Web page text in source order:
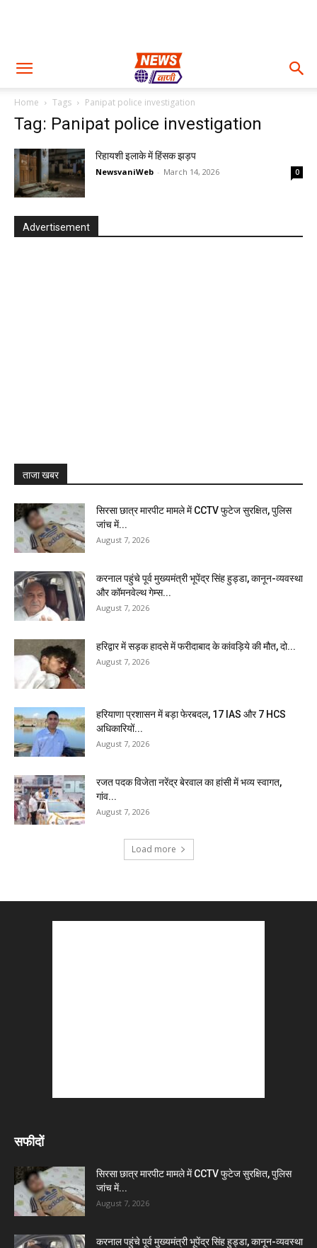
Home Tags Panipat police investigation
Tag: Panipat police investigation
रिहायशी इलाके में हिंसक झड़प
NewsvaniWeb - March 14, 2026 0
Advertisement
ताजा खबर
सिरसा छात्र मारपीट मामले में CCTV फुटेज सुरक्षित, पुलिस
जांच में...
August 7, 2026
करनाल पहुंचे पूर्व मुख्यमंत्री भूपेंद्र सिंह हुड्डा, कानून-व्यवस्था
और कॉमनवेल्थ गेम्स...
August 7, 2026
हरिद्वार में सड़क हादसे में फरीदाबाद के कांवड़िये की मौत, दो...
August 7, 2026
हरियाणा प्रशासन में बड़ा फेरबदल, 17 IAS और 7 HCS
अधिकारियों...
August 7, 2026
रजत पदक विजेता नरेंद्र बेरवाल का हांसी में भव्य स्वागत,
गांव...
August 7, 2026
Load more
सफीदों
सिरसा छात्र मारपीट मामले में CCTV फुटेज सुरक्षित, पुलिस
जांच में...
August 7, 2026
करनाल पहुंचे पूर्व मुख्यमंत्री भूपेंद्र सिंह हुड्डा, कानून-व्यवस्था